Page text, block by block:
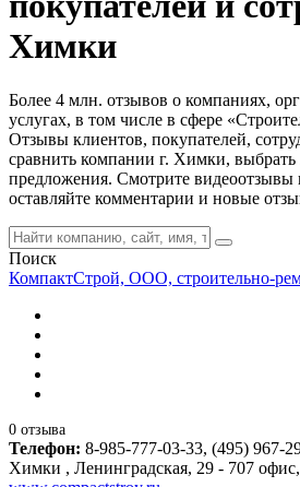
Химки
Более 4 млн. отзывов о компаниях,
услугах, в том числе в сфере
Отзывы клиентов, покупателей,
сравнить компании г. Химки,
предложения. Смотрите видеоотзывы
оставляйте комментарии и новые
Поиск
КомпактСтрой, ООО, строительно-
0 отзыва
Телефон: 8-985-777-03-33, (495) 967-
Химки , Ленинградская, 29 - 707